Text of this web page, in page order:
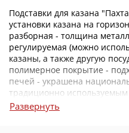
Подставки для казана
установки казана на
разборная - толщина
регулируемая (можно
казаны, а также другую
полимерное покрытие -
печей - украшена
традиционно используемым
Развернуть